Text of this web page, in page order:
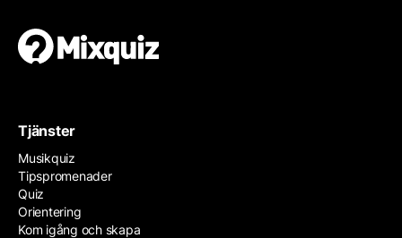
Tjänster
Musikquiz
Tipspromenader
Quiz
Orientering
Kom igång och skapa